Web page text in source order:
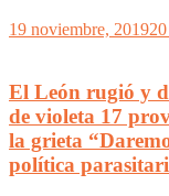
19 noviembre, 2019
El León rugió y
de violeta 17
la grieta
política